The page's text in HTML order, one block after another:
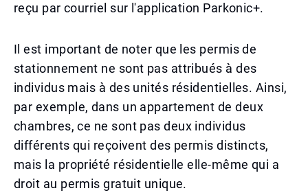
reçu par courriel sur l'application Parkonic+.
Il est important de noter que les permis de
stationnement ne sont pas attribués à des
individus mais à des unités résidentielles. Ainsi,
par exemple, dans un appartement de deux
chambres, ce ne sont pas deux individus
différents qui reçoivent des permis distincts,
mais la propriété résidentielle elle-même qui a
droit au permis gratuit unique.